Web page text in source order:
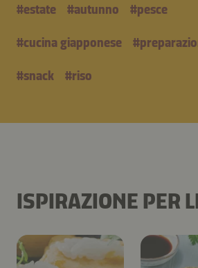
#estate #autunno #pesce
#cucina giapponese #
#snack #riso
ISPIRAZIONE PER